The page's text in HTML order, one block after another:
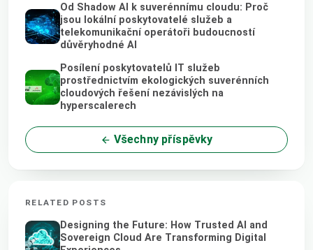
Od Shadow AI k suverénnímu cloudu: Proč
jsou lokální poskytovatelé služeb a
telekomunikační operátoři budoucností
důvěryhodné AI
Posílení poskytovatelů IT služeb
prostřednictvím ekologických suverénních
cloudových řešení nezávislých na
hyperscalerech
Všechny příspěvky
RELATED POSTS
Designing the Future: How Trusted AI and
Sovereign Cloud Are Transforming Digital